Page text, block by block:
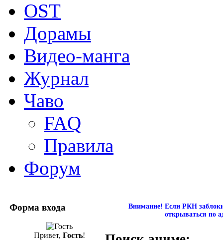
OST
Дорамы
Видео-манга
Журнал
Чаво
FAQ
Правила
Форум
Форма входа
Привет, Гость!
Внимание! Если РКН
открываться по